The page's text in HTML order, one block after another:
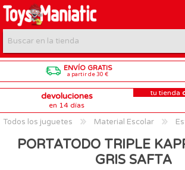
ENVÍO GRATIS
a partir de 30 €
devoluciones
en 14 días
tu tienda
Todos los juguetes Material Escolar
PORTATODO TRIPLE
GRIS SAFTA